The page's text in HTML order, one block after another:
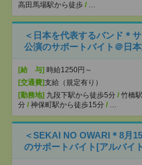
高田馬場駅から徒歩 / …
＜日本を代表するバンド＊
公演のサポートバイト＠日
[給 与] 時給1250円～
[交通費]支給（規定有り）
[勤務地] 九段下駅から徒歩5分 / 竹橋
分 / 神保町駅から徒歩15分 / …
＜SEKAI NO OWARI＊8月
のサポートバイト[アルバイ